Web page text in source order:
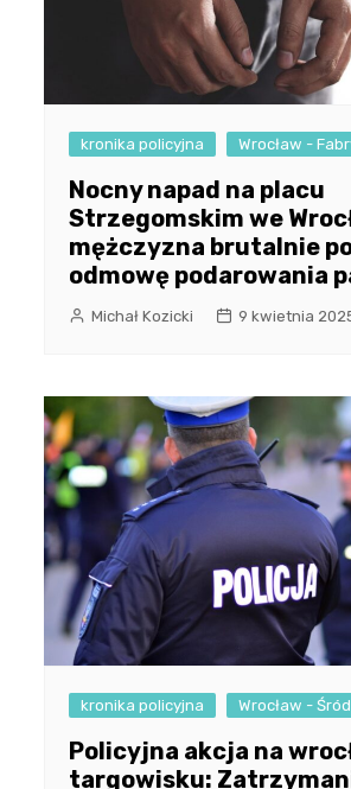
kronika policyjna Wrocław -
Nocny napad na placu
Strzegomskim we
mężczyzna brutalnie
odmowę podarowania
Michał Kozicki 9 kwietnia
kronika policyjna Wrocław -
Policyjna akcja na
targowisku: